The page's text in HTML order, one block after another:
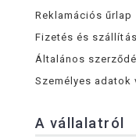
Reklamációs űrlap
Fizetés és szállítás
Általános
Személyes adatok
A vállalatról